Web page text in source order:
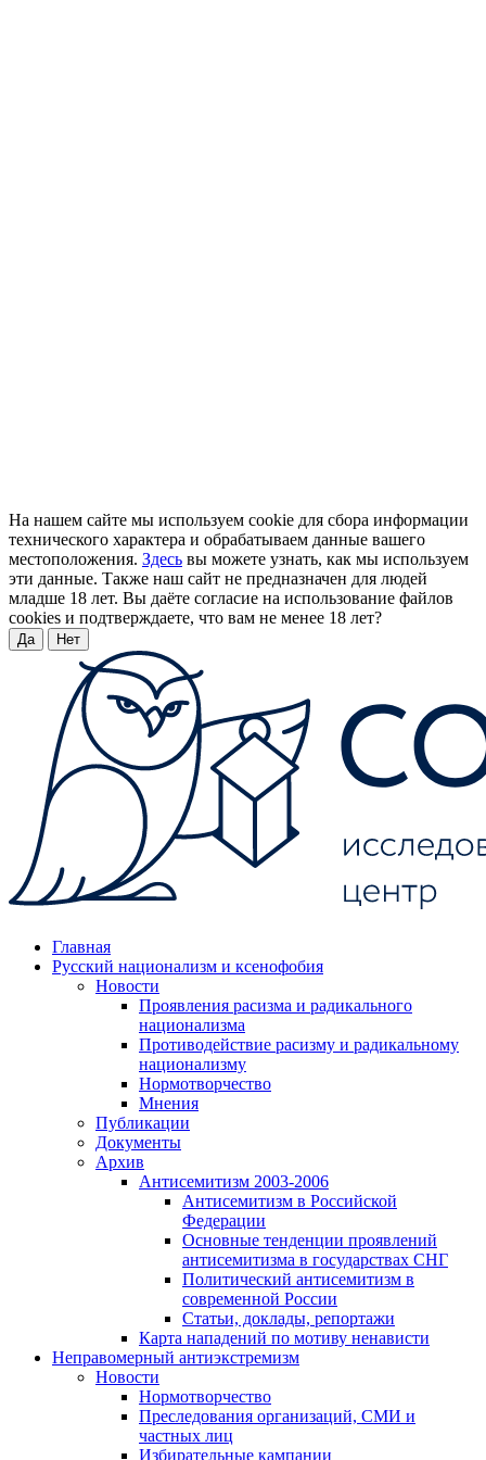
На нашем сайте мы используем cookie для сбора информации
технического характера и обрабатываем данные вашего
местоположения. Здесь вы можете узнать, как мы используем
эти данные. Также наш сайт не предназначен для людей
младше 18 лет. Вы даёте согласие на использование файлов
cookies и подтверждаете, что вам не менее 18 лет?
Да Нет
Главная
Русский национализм и ксенофобия
Новости
Проявления расизма и радикального
национализма
Противодействие расизму и радикальному
национализму
Нормотворчество
Мнения
Публикации
Документы
Архив
Антисемитизм 2003-2006
Антисемитизм в Российской
Федерации
Основные тенденции проявлений
антисемитизма в государствах СНГ
Политический антисемитизм в
современной России
Статьи, доклады, репортажи
Карта нападений по мотиву ненависти
Неправомерный антиэкстремизм
Новости
Нормотворчество
Преследования организаций, СМИ и
частных лиц
Избирательные кампании